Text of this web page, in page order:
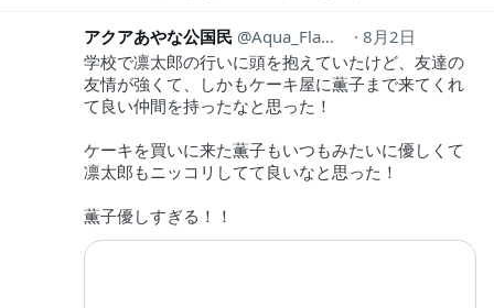
アクアあやな公国民 Aqua_Flamme
8月2日
学校で凛太郎の行いに頭を抱えていたけど、友達の
友情が強くて、しかもケーキ屋に薫子まで来てくれ
て良い仲間を持ったなと思った！
ケーキを買いに来た薫子もいつもみたいに優しくて
凛太郎もニッコリしてて良いなと思った！
薫子優しすぎる！！